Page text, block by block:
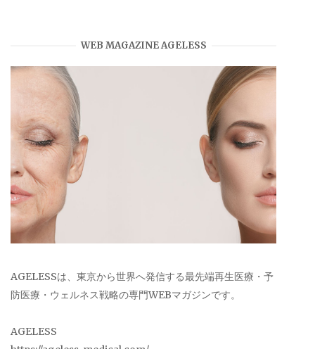
WEB MAGAZINE AGELESS
AGELESSは、東京から世界へ発信する最先端再生医療・予
防医療・ウェルネス戦略の専門WEBマガジンです。
AGELESS